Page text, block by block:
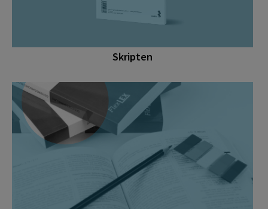
Skripten